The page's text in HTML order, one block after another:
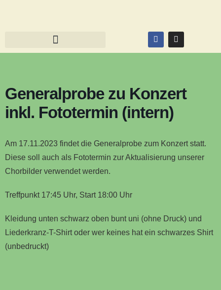
Generalprobe zu Konzert
inkl. Fototermin (intern)
Am 17.11.2023 findet die Generalprobe zum Konzert statt.
Diese soll auch als Fototermin zur Aktualisierung unserer
Chorbilder verwendet werden.
Treffpunkt 17:45 Uhr, Start 18:00 Uhr
Kleidung unten schwarz oben bunt uni (ohne Druck) und
Liederkranz-T-Shirt oder wer keines hat ein schwarzes Shirt
(unbedruckt)